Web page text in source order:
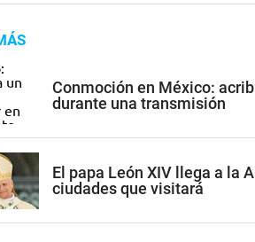
Conmoción en México:
durante una transmisión
El papa León XIV llega a la
ciudades que visitará